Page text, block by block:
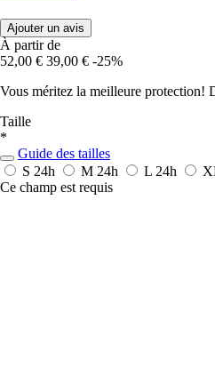
Ajouter un avis
À partir de
52,00 € 39,00 € -25%
Vous méritez la meilleure protection!
Taille
*
Guide des tailles
S 24h M 24h L 24h
Ce champ est requis